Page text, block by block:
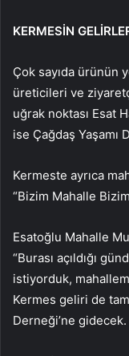
KERMESİN
Çok sayıda ürünün
üreticileri ve
uğrak noktası Esat
ise Çağdaş Yaşamı
Kermeste ayrıca
“Bizim Mahalle
Esatoğlu Mahalle
“Burası açıldığı
istiyorduk,
Kermes geliri de
Derneği’ne gidecek.